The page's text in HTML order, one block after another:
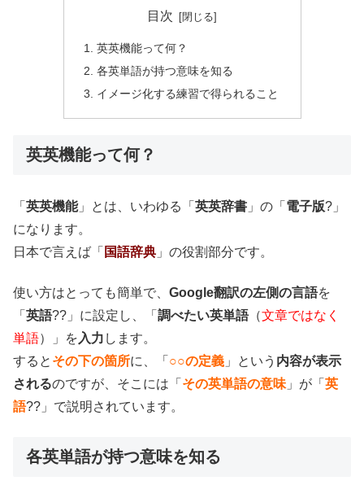
目次
英英機能って何？
各英単語が持つ意味を知る
イメージ化する練習で得られること
英英機能って何？
「 英英機能」とは、いわゆる「 英英辞書 」の「 電子版?」
になります。
日本で言えば「 国語辞典 」の役割部分です。
使い方はとっても簡単で、 Google翻訳の左側の言語を
「 英語??」に設定し、「 調べたい英単語（文章ではなく
単語）」を 入力 します。
すると その下の箇所に、「 ○○の定義 」という 内容が表示
されるのですが、そこには「 その英単語の意味 」が「 英
語??」で説明されています。
各英単語が持つ意味を知る